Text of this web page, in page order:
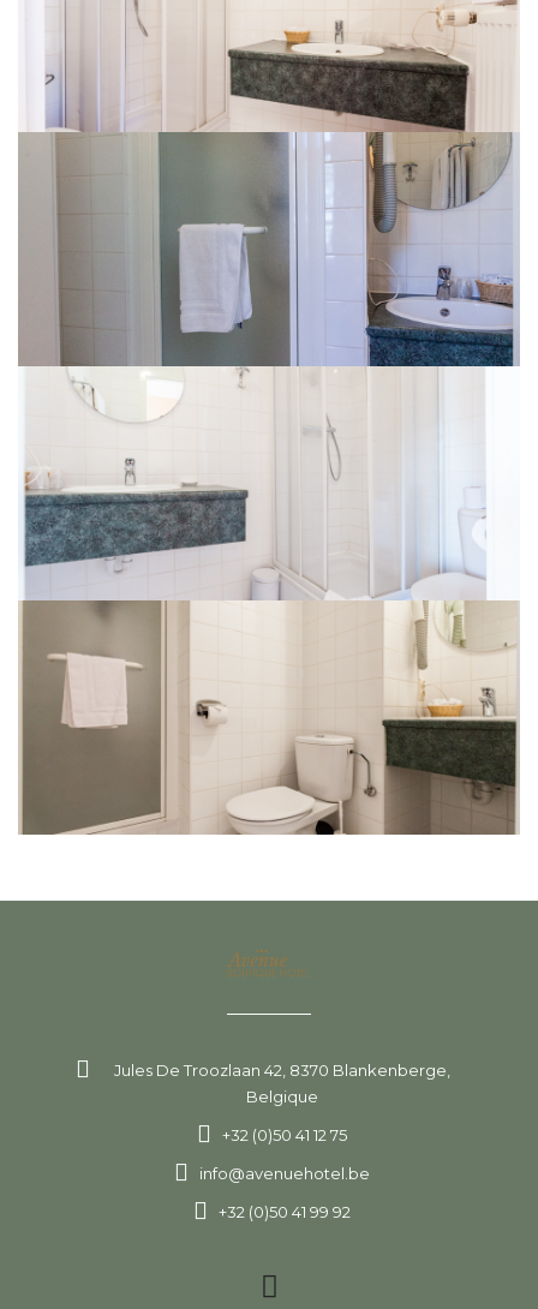
Jules De Troozlaan 42, 8370 Blankenberge,
Belgique
+32 (0)50 41 12 75
info@avenuehotel.be
+32 (0)50 41 99 92